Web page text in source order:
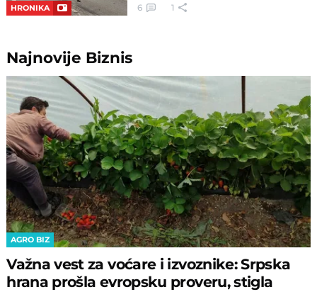
HRONIKA 6 1
Najnovije Biznis
AGRO BIZ
Važna vest za voćare i izvoznike: Srpska
hrana prošla evropsku proveru, stigla